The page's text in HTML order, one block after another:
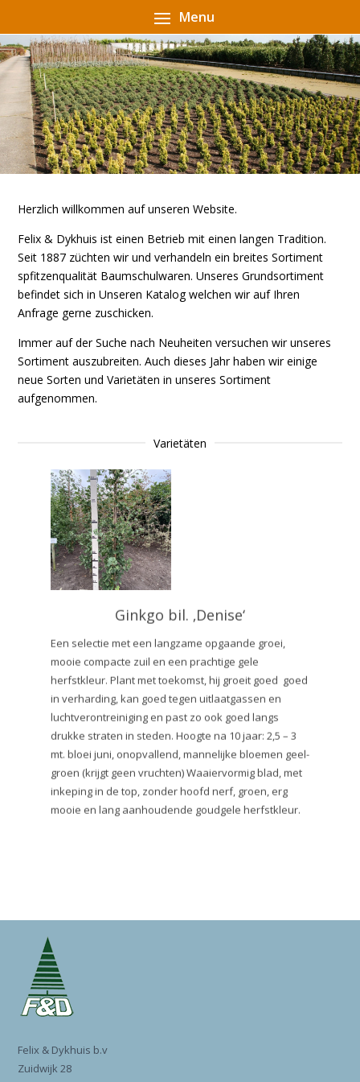
Herzlich willkommen auf unseren Website.
Felix & Dykhuis ist einen Betrieb mit einen langen Tradition.
Seit 1887 züchten wir und verhandeln ein breites Sortiment
spfitzenqualität Baumschulwaren. Unseres Grundsortiment
befindet sich in Unseren Katalog welchen wir auf Ihren
Anfrage gerne zuschicken.
Immer auf der Suche nach Neuheiten versuchen wir unseres
Sortiment auszubreiten. Auch dieses Jahr haben wir einige
neue Sorten und Varietäten in unseres Sortiment
aufgenommen.
Varietäten
Ginkgo bil. ‚Denise‘
Een selectie met een langzame opgaande groei,
mooie compacte zuil en een prachtige gele
herfstkleur. Plant met toekomst, hij groeit goed goed
in verharding, kan goed tegen uitlaatgassen en
luchtverontreiniging en past zo ook goed langs
drukke straten in steden. Hoogte na 10 jaar: 2,5 – 3
mt. bloei juni, onopvallend, mannelijke bloemen geel-
groen (krijgt geen vruchten) Waaiervormig blad, met
inkeping in de top, zonder hoofd nerf, groen, erg
mooie en lang aanhoudende goudgele herfstkleur.
Felix & Dykhuis b.v
Zuidwijk 28